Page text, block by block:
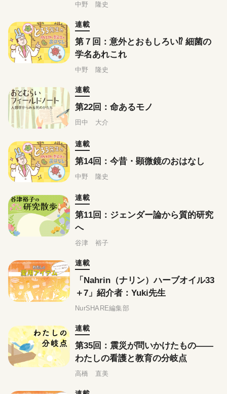
中野 隆史
連載
第７回：意外とおもしろい⁉ 細菌の
学名あれこれ
中野 隆史
連載
第22回：命あるモノ
田中 大介
連載
第14回：今昔・顕微鏡のおはなし
中野 隆史
連載
第11回：ジェンダー論から質的研究
へ
谷津 裕子
連載
「Nahrin（ナリン）ハーブオイル33
＋7」紹介者：Yuki先生
NurSHARE編集部
連載
第35回：震災が問いかけたもの——
わたしの看護と教育の分岐点
高橋 直美